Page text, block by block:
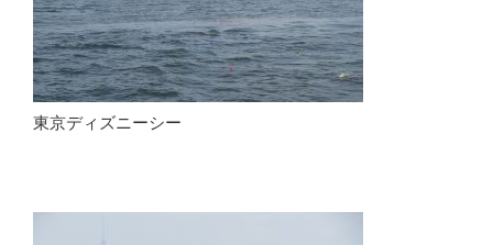
東京ディズニーシー